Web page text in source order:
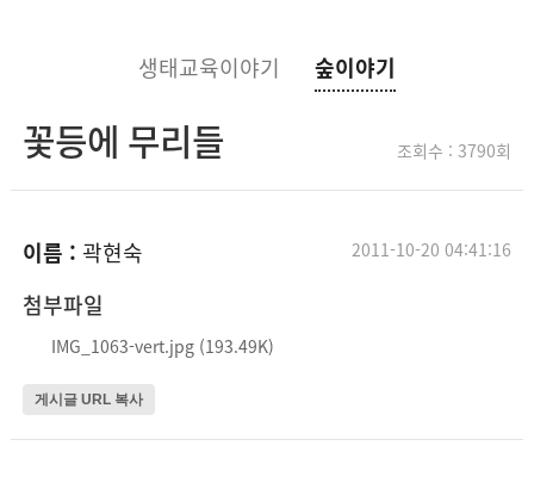
생태교육이야기 숲이야기
꽃등에 무리들 조회수 : 3790회
이름 : 곽현숙 2011-10-20 04:41:16
첨부파일
IMG_1063-vert.jpg (193.49K)
게시글 URL 복사